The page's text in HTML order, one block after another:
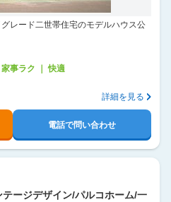
レード二世帯住宅のモデルハウス公
事ラク ｜ 快適
詳細を見る
電話で問い合わせ
ージデザイン/パルコホーム/一